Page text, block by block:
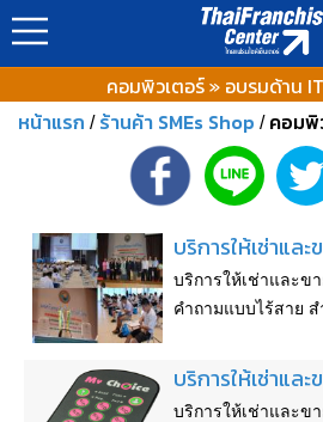
คอมพิวเตอร์ » อบรมด้าน
หน้าแรก / ร้านค้า SMEs Shop / คอมพิ
บริการให้เช่าและข
คำถามแบบไร้สาย ส
บริการให้เช่าและข